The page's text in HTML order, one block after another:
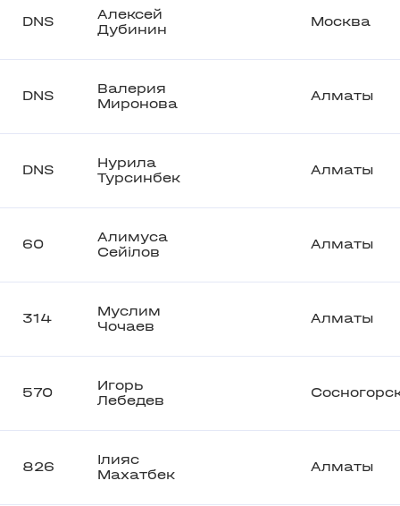
DNS
Алексей
Дубинин
Москва
DNS
Валерия
Миронова
Алматы
DNS
Нурила
Турсинбек
Алматы
60
Алимуса
Сейілов
Алматы
314
Муслим
Чочаев
Алматы
570
Игорь
Лебедев
826
Ілияс
Махатбек
Алматы